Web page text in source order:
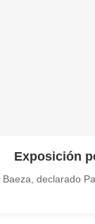
Exposición
declarado